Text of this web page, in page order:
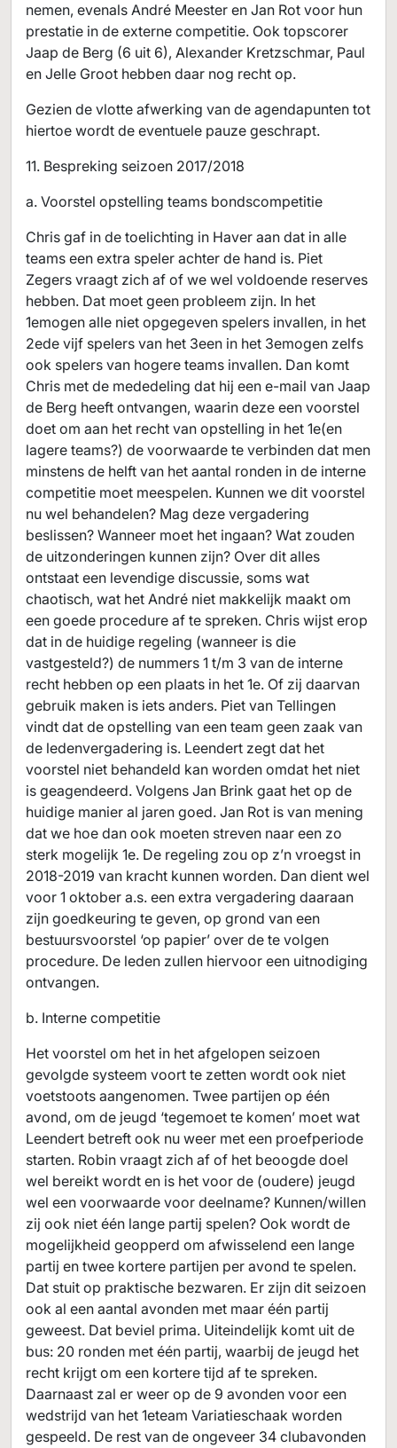
nemen, evenals André Meester en Jan Rot voor hun
prestatie in de externe competitie. Ook topscorer
Jaap de Berg (6 uit 6), Alexander Kretzschmar, Paul
en Jelle Groot hebben daar nog recht op.
Gezien de vlotte afwerking van de agendapunten tot
hiertoe wordt de eventuele pauze geschrapt.
11. Bespreking seizoen 2017/2018
a. Voorstel opstelling teams bondscompetitie
Chris gaf in de toelichting in Haver aan dat in alle
teams een extra speler achter de hand is. Piet
Zegers vraagt zich af of we wel voldoende reserves
hebben. Dat moet geen probleem zijn. In het
1emogen alle niet opgegeven spelers invallen, in het
2ede vijf spelers van het 3een in het 3emogen zelfs
ook spelers van hogere teams invallen. Dan komt
Chris met de mededeling dat hij een e-mail van Jaap
de Berg heeft ontvangen, waarin deze een voorstel
doet om aan het recht van opstelling in het 1e(en
lagere teams?) de voorwaarde te verbinden dat men
minstens de helft van het aantal ronden in de interne
competitie moet meespelen. Kunnen we dit voorstel
nu wel behandelen? Mag deze vergadering
beslissen? Wanneer moet het ingaan? Wat zouden
de uitzonderingen kunnen zijn? Over dit alles
ontstaat een levendige discussie, soms wat
chaotisch, wat het André niet makkelijk maakt om
een goede procedure af te spreken. Chris wijst erop
dat in de huidige regeling (wanneer is die
vastgesteld?) de nummers 1 t/m 3 van de interne
recht hebben op een plaats in het 1e. Of zij daarvan
gebruik maken is iets anders. Piet van Tellingen
vindt dat de opstelling van een team geen zaak van
de ledenvergadering is. Leendert zegt dat het
voorstel niet behandeld kan worden omdat het niet
is geagendeerd. Volgens Jan Brink gaat het op de
huidige manier al jaren goed. Jan Rot is van mening
dat we hoe dan ook moeten streven naar een zo
sterk mogelijk 1e. De regeling zou op z’n vroegst in
2018-2019 van kracht kunnen worden. Dan dient wel
voor 1 oktober a.s. een extra vergadering daaraan
zijn goedkeuring te geven, op grond van een
bestuursvoorstel ‘op papier’ over de te volgen
procedure. De leden zullen hiervoor een uitnodiging
ontvangen.
b. Interne competitie
Het voorstel om het in het afgelopen seizoen
gevolgde systeem voort te zetten wordt ook niet
voetstoots aangenomen. Twee partijen op één
avond, om de jeugd ‘tegemoet te komen’ moet wat
Leendert betreft ook nu weer met een proefperiode
starten. Robin vraagt zich af of het beoogde doel
wel bereikt wordt en is het voor de (oudere) jeugd
wel een voorwaarde voor deelname? Kunnen/willen
zij ook niet één lange partij spelen? Ook wordt de
mogelijkheid geopperd om afwisselend een lange
partij en twee kortere partijen per avond te spelen.
Dat stuit op praktische bezwaren. Er zijn dit seizoen
ook al een aantal avonden met maar één partij
geweest. Dat beviel prima. Uiteindelijk komt uit de
bus: 20 ronden met één partij, waarbij de jeugd het
recht krijgt om een kortere tijd af te spreken.
Daarnaast zal er weer op de 9 avonden voor een
wedstrijd van het 1eteam Variatieschaak worden
gespeeld. De rest van de ongeveer 34 clubavonden